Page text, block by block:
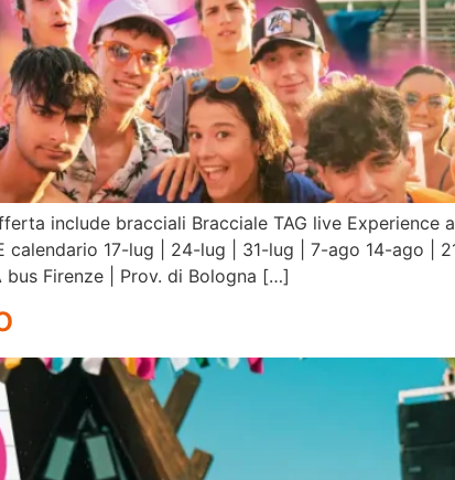
include bracciali Bracciale TAG live Experience
calendario 17-lug | 24-lug | 31-lug | 7-ago 14-ago |
bus Firenze | Prov. di Bologna […]